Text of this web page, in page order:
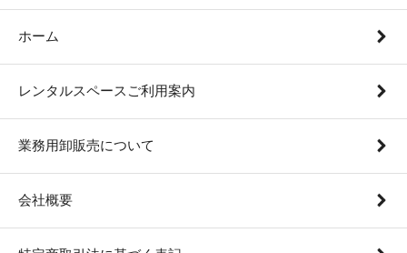
ホーム
レンタルスペースご利用案内
業務用卸販売について
会社概要